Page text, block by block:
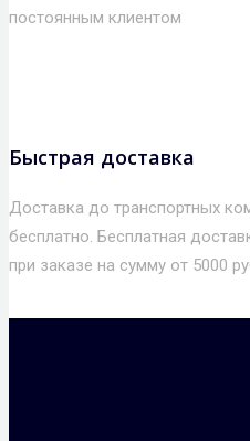
постоянным клиентом
Быстрая доставка
Доставка до транспортных
бесплатно. Бесплатная
при заказе на сумму от 5000